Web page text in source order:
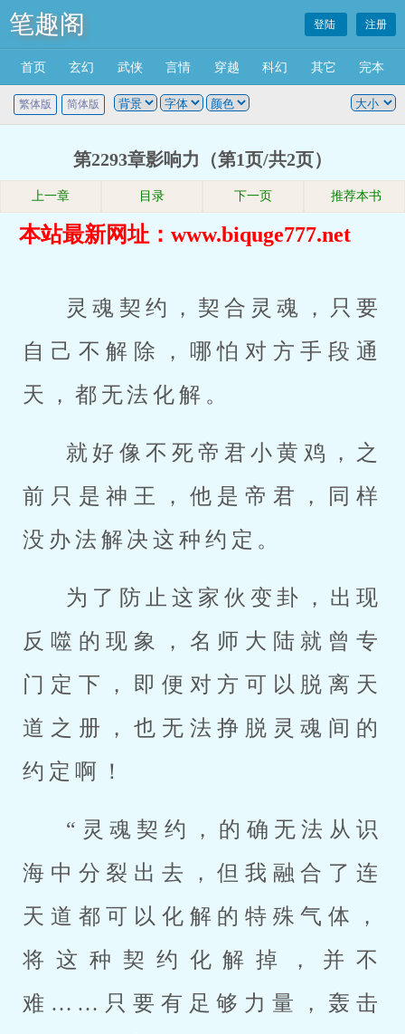
笔趣阁 登陆 注册
首页 玄幻 武侠 言情 穿越 科幻 其它 完本
繁体版 简体版
第2293章影响力（第1页/共2页）
上一章 目录 下一页 推荐本书
本站最新网址：www.biquge777.net
灵魂契约，契合灵魂，只要
自己不解除，哪怕对方手段通
天，都无法化解。
就好像不死帝君小黄鸡，之
前只是神王，他是帝君，同样
没办法解决这种约定。
为了防止这家伙变卦，出现
反噬的现象，名师大陆就曾专
门定下，即便对方可以脱离天
道之册，也无法挣脱灵魂间的
约定啊！
“灵魂契约，的确无法从识
海中分裂出去，但我融合了连
天道都可以化解的特殊气体，
将这种契约化解掉，并不
难……只要有足够力量，轰击